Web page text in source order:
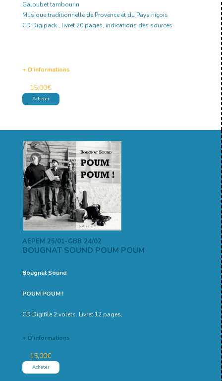
Galoubet tambourin
Musique traditionnelle de Provence et du Pays niçois
CD Digipack , livret 20 pages, indications des sources
+ D'informations
15,00€
Acheter
AEPEM 25/01-GBB 24/02
BOUGNAT SOUND POUM POUM
Bougnat Sound
POUM POUM !
CD Digifile 2 volets. Livret 12 pages.
+ D'informations
15,00€
Acheter